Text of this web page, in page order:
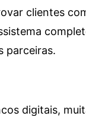
clientes
parceiras.
digitais,